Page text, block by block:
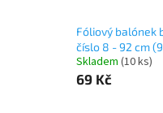
Fóliový balónek
číslo 8 - 92 cm
Skladem (10 ks)
69 Kč